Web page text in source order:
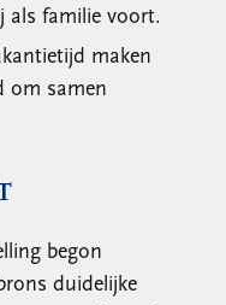
als familie voort.
maken
om samen
begon
duidelijke